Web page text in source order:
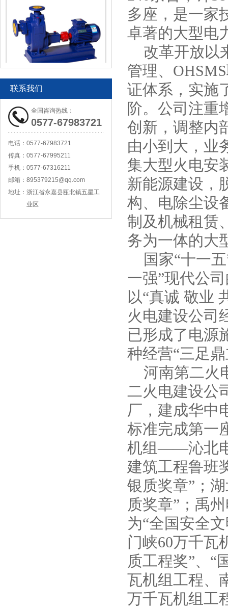
YW立式无堵塞液下污水泵
联系我们
全国咨询热线：
0577-67983721
电话： 0577-67983721
传真： 0577-67995211
手机： 0577-67316211
邮箱： 895379215@qq.com
地址： 浙江省永嘉县瓯北镇五星工
业区
多座，是一家
卓著的大型电
改革开放以
管理、
证体系，实施
阶。公司注重
创新，调整内
由小到大，业
集大型火电安
新能源建设，
构、电除尘设
制及机械租赁
务为一体的大
国家“十一五
一强”现代公
以“真诚 敬业
火电建设公司
已形成了电源
种经营“三足
河南第二火
二火电建设公
厂，建成华
标准完成第一
机组——沁北电
建筑工程鲁班
银质奖章”；
质奖章”；禹
为“全国安全
门峡60万千瓦
质工程奖”、“
瓦机组工程、
万千瓦机组工